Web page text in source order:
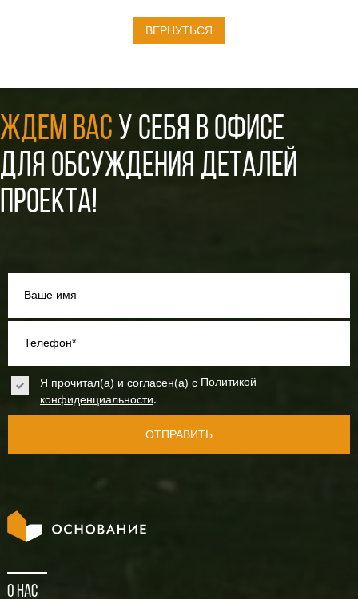
ВЕРНУТЬСЯ
ЖДЕМ ВАС У СЕБЯ В ОФИСЕ
ДЛЯ ОБСУЖДЕНИЯ ДЕТАЛЕЙ
ПРОЕКТА!
Ваше имя
Телефон*
Я прочитал(а) и согласен(а) с Политикой
конфиденциальности
ОТПРАВИТЬ
О нас